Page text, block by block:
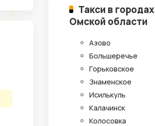
Такси в городах
Омской области
Азово
Большеречье
Горьковское
Знаменское
Исилькуль
Калачинск
Колосовка